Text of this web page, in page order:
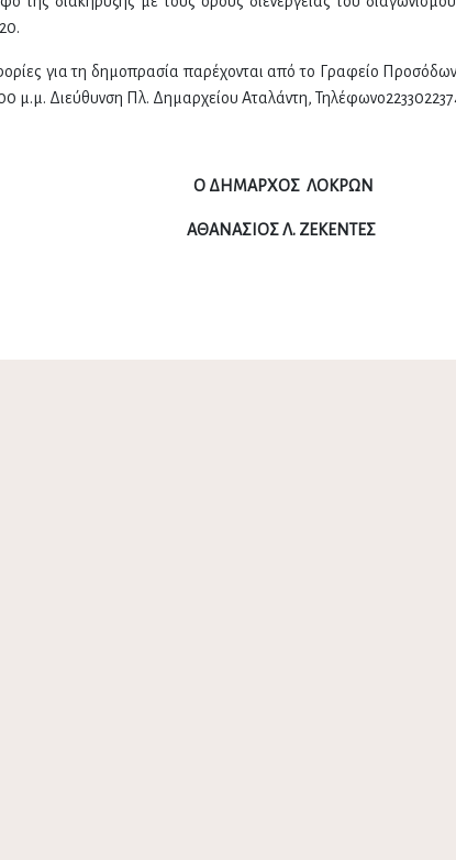
για τη δημοπρασία παρέχονται από το Γραφείο
μ.μ. Διεύθυνση Πλ. Δημαρχείου Αταλάντη,
Ο ΔΗΜΑΡΧΟΣ ΛΟΚΡΩΝ
ΑΘΑΝΑΣΙΟΣ Λ. ΖΕΚΕΝΤΕΣ